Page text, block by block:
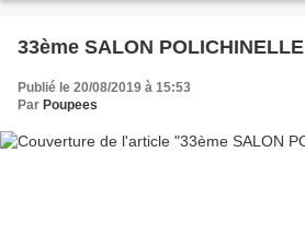
33ème SALON POLICHINELLE
Publié le 20/08/2019 à 15:53
Par Poupees